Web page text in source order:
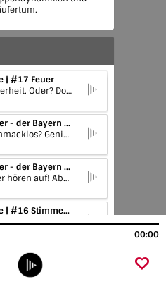
| #17 Feuer
Nähe bedeutet Sicherheit. Oder? Doch was passiert, wenn die Gefahr genau dort lauert, wo wir sie nie erwarten würden? Vor der eigenen Haustür, in den eigenen vier Wänden, am Arbeitsplatz, in der Familie, im Freundeskreis oder in der Partnerschaft. Wenn diejenigen, die uns besonders nah sind, plötzlich zu Verdächtigen vor Gericht werden? Mit "Gefährliche Nähe" geht der erfolgreiche Bayern 3 True Crime Podcast in die neunte Staffel. Die neue Host – Bayern-3-Moderatorin Lea Geishauser – spricht gemeinsam mit Strafverteidigerin Jana Jürgen anhand wahrer Kriminalfälle aus Deutschland über strafrechtliche Hintergründe, Ermittlungen und Gerichtsprozesse. Zusätzlich werden in der aktuellen Staffel des Bayern 3 True Crime Podcast auch immer wieder die psychologischen Hintergründe und Folgen von Verbrechen auf Opfer- und Täterseite aus Expertensicht besprochen. Staffel 9 "Gefährliche Nähe" ist ein True Crime Podcast über wahre Verbrechen, die im engsten sozialen Umfeld geschehen, über Nähe, Vertrauen und die Abgründe menschlicher Beziehungen.
Die SamstagsCrasher - der Bayern 3 Comedy Podcast | Zwischen Tüll und Themenrad: Stefan & Schaffi sagen JA!
Grenzwertig & Geschmacklos? Genial & Geil? Sagt ihr's uns! In diesem Comedy Podcast geht's um den Wahnsinn der Woche, auf der Welt, im Netz und überhaupt. Macht euch auf alles gefasst, wenn Stefan Kreutzer und Sebastian "Schaffi" Schaffstein loslegen: Sie sind gnadenlos, kindisch, seicht und tief - und manche finden sie sogar lustig ... ;) #Satire #Comedy #PriseAnarchie #BAYERN3SamstagsCrasher
Die SamstagsCrasher - der Bayern 3 Comedy Podcast | Emotionale Achterbahnfahrt für die (Samstags-)Crasher
Die Samstagscrasher hören auf! Aber erst machen sie mit den WDR2 Kollegen die Autobahn für Urlauber frei. Außerdem kümmert sich der Erklärbär um spezielle Leihmutterschaften, es geht um bekiffte Hunde und das Geruchserlebnis im Trojanischen Pferd.
Bayern 3 True Crime | #16 Stimmen im Kopf
Eigentlich will Sandra nur ihren Job machen. Doch aus einem Routine-Einsatz wird einer der schlimmsten Tage ihres Lebens: Als Reporterin befindet sie sich gerade in einem Geschäft, als plötzlich ein blutüberströmter Mann hinein stolpert.
00:00